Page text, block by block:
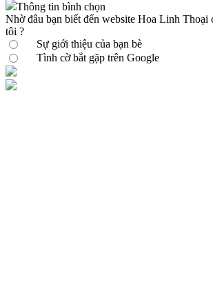
Thông tin bình chọn
Nhờ đâu bạn biết đến website Hoa Linh Thoại
tôi ?
Sự giới thiệu của bạn bè
Tình cờ bắt gặp trên Google